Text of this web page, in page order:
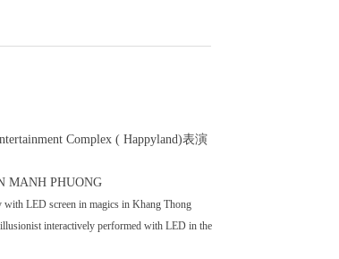
Complex ( Happyland)表演
MANH PHUONG
LED screen in magics in Khang Thong
interactively performed with LED in the